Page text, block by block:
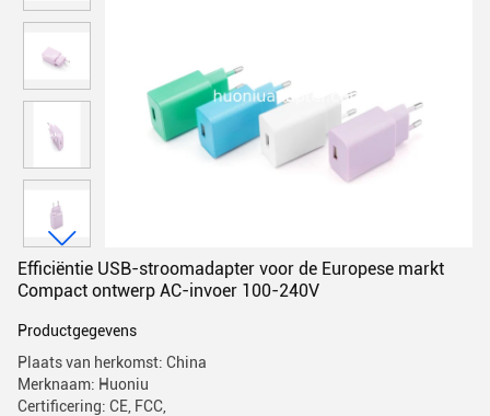
Efficiëntie USB-stroomadapter voor de Europese markt
Compact ontwerp AC-invoer 100-240V
Productgegevens
Plaats van herkomst: China
Merknaam: Huoniu
Certificering: CE, FCC,